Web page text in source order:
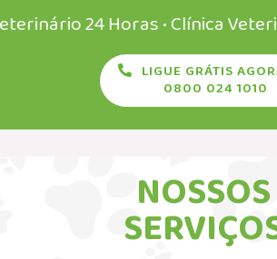
24 Horas • Clínica
LIGUE GRÁTIS
0800 024 1010
NOSSOS